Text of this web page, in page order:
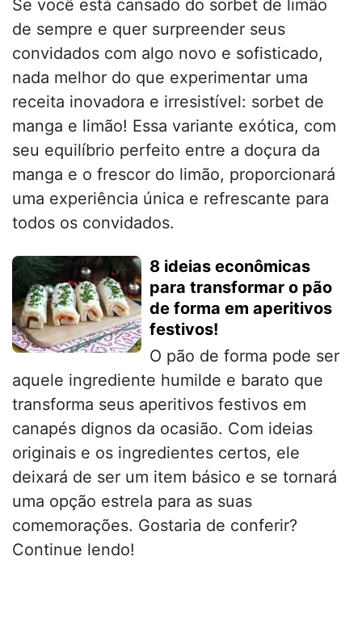
Se você está cansado do sorbet de limão
de sempre e quer surpreender seus
convidados com algo novo e sofisticado,
nada melhor do que experimentar uma
receita inovadora e irresistível: sorbet de
manga e limão! Essa variante exótica, com
seu equilíbrio perfeito entre a doçura da
manga e o frescor do limão, proporcionará
uma experiência única e refrescante para
todos os convidados.
8 ideias econômicas
para transformar o pão
de forma em aperitivos
festivos!
O pão de forma pode ser
aquele ingrediente humilde e barato que
transforma seus aperitivos festivos em
canapés dignos da ocasião. Com ideias
originais e os ingredientes certos, ele
deixará de ser um item básico e se tornará
uma opção estrela para as suas
comemorações. Gostaria de conferir?
Continue lendo!